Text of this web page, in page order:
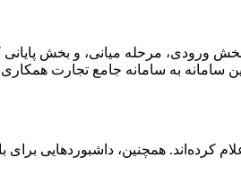
ورودی، مرحله میانی، و بخش
کرده‌اند. همچنین، داشبوردهایی